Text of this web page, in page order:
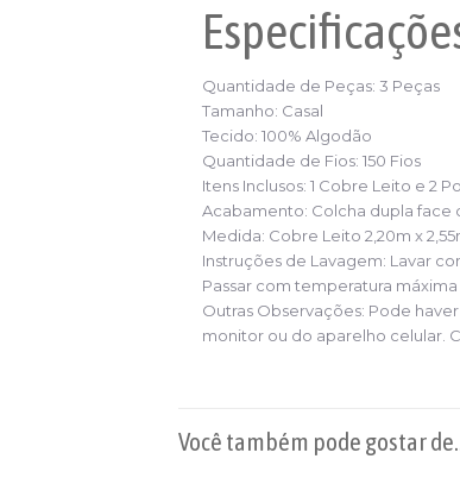
Quantidade de Peças: 3 Peças
Tamanho: Casal
Tecido: 100% Algodão
Quantidade de Fios: 150 Fios
Itens Inclusos: 1 Cobre Leito e 2
Acabamento: Colcha dupla face
Medida: Cobre Leito 2,20m x
Instruções de Lavagem: Lavar
Passar com temperatura máxima
Outras Observações: Pode
monitor ou do aparelho celular.
Você também pode gostar de…